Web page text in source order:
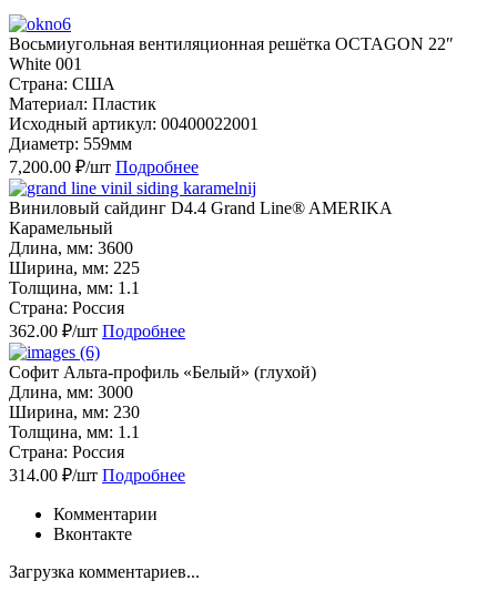
Восьмиугольная вентиляционная решётка OCTAGON 22″
White 001
Страна: США
Материал: Пластик
Исходный артикул: 00400022001
Диаметр: 559мм
7,200.00 ₽/шт Подробнее
Виниловый сайдинг D4.4 Grand Line® AMERIKA
Карамельный
Длина, мм: 3600
Ширина, мм: 225
Толщина, мм: 1.1
Страна: Россия
362.00 ₽/шт Подробнее
Софит Альта-профиль «Белый» (глухой)
Длина, мм: 3000
Ширина, мм: 230
Толщина, мм: 1.1
Страна: Россия
314.00 ₽/шт Подробнее
Комментарии
Вконтакте
Загрузка комментариев...